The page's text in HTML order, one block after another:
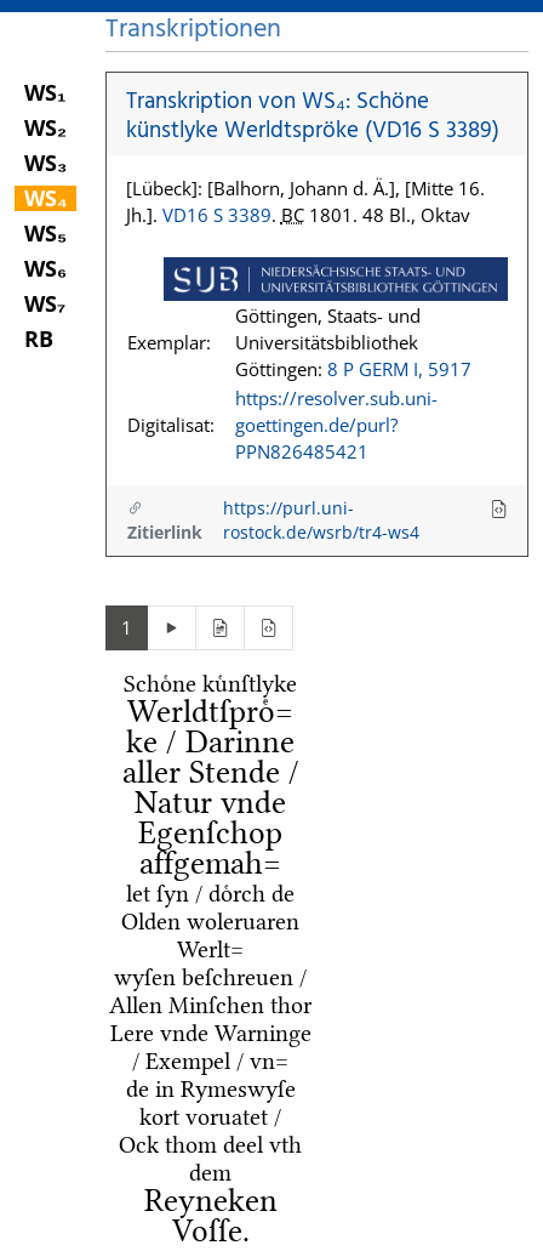
WS₁
WS₂
WS₃
WS₄
WS₅
WS₆
WS₇
RB
Transkriptionen
Transkription von WS₄: Schöne
künstlyke Werldtspröke (VD16 S 3389)
[Lübeck]: [Balhorn, Johann d. Ä.], [Mitte 16.
Jh.]. VD16 S 3389. BC1801. 48 Bl., Oktav
Exemplar:
Göttingen, Staats- und
Universitätsbibliothek
Göttingen: 8 P GERM I, 5917
Digitalisat:
https://resolver.sub.uni-
goettingen.de/purl?
PPN826485421
Zitierlink
https://purl.uni-
rostock.de/wsrb/tr4-ws4
1
Schoͤne kuͤnſtlyke
Werldtſproͤ=
ke / Darinne
aller Stende /
Natur vnde
Egenſchop
affgemah=
let ſyn / doͤrch de
Olden woleruaren
Werlt=
wyſen beſchreuen /
Allen Minſchen thor
Lere vnde Warninge
/ Exempel / vn=
de in Rymeswyſe
kort voruatet /
Ock thom deel vth
dem
Reyneken
Voſſe.